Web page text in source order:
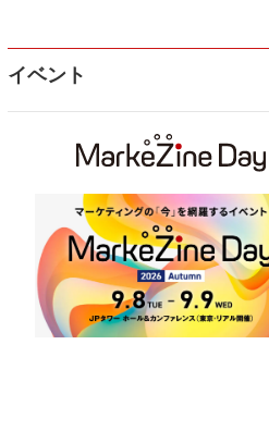
イベント